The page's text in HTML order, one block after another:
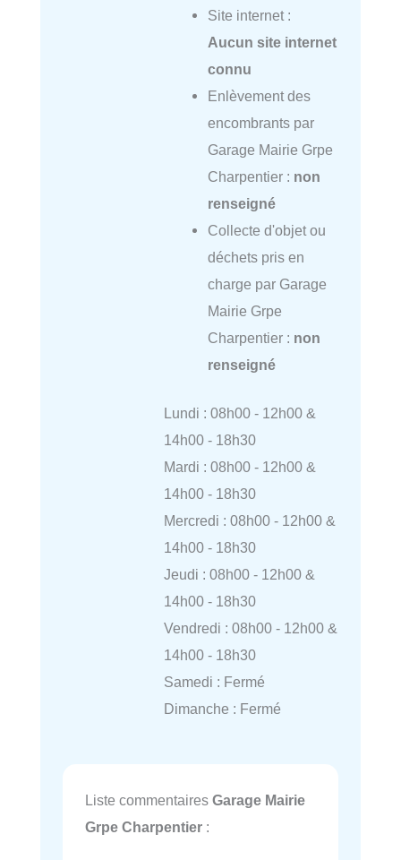
Site internet :
Aucun site internet
connu
Enlèvement des
encombrants par
Garage Mairie Grpe
Charpentier : non
renseigné
Collecte d'objet ou
déchets pris en
charge par Garage
Mairie Grpe
Charpentier : non
renseigné
Lundi : 08h00 - 12h00 &
14h00 - 18h30
Mardi : 08h00 - 12h00 &
14h00 - 18h30
Mercredi : 08h00 - 12h00 &
14h00 - 18h30
Jeudi : 08h00 - 12h00 &
14h00 - 18h30
Vendredi : 08h00 - 12h00 &
14h00 - 18h30
Samedi : Fermé
Dimanche : Fermé
Liste commentaires Garage Mairie
Grpe Charpentier :